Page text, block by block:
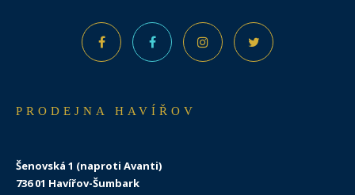
PRODEJNA HAVÍŘOV
Šenovská 1 (naproti Avanti)
736 01 Havířov-Šumbark